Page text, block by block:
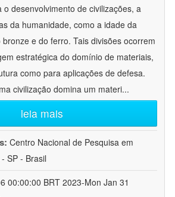
desenvolvimento de civilizações, a
da humanidade, como a idade da
e do ferro. Tais divisões ocorrem
estratégica do domínio de materiais,
como para aplicações de defesa.
civilização domina um materi...
leia mais
Centro Nacional de Pesquisa em
SP - Brasil
00:00:00 BRT 2023-Mon Jan 31